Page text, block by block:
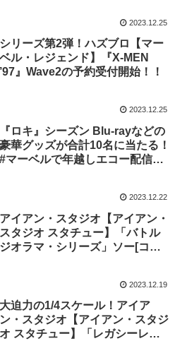
2023.12.25
シリーズ第2弾！ハズブロ【マー
ベル・レジェンド】『X-MEN
’97』Wave2の予約受付開始！！
2023.12.25
『ロキ』シーズン Blu-rayなどの
豪華グッズが合計10名に当たる！
#マーベルで年越しエコー配信キ
2023.12.22
アイアン・スタジオ【アイアン・
スタジオ スタチュー】「バトル
ジオラマ・シリーズ」ソー[コミ
2023.12.19
大迫力の1/4スケール！アイア
ン・スタジオ【アイアン・スタジ
オ スタチュー】「レガシーレプ